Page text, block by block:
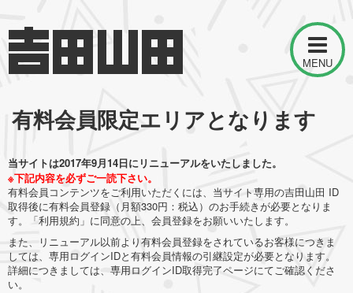
MENU
有料会員限定エリアとなります
当サイトは2017年9月14日にリニューアルをいたしました。
※下記内容を必ずご一読下さい。
有料会員コンテンツをご利用いただくには、当サイト専用の吉田山田 ID
取得後に有料会員登録（月額330円：税込）のお手続きが必要となりま
す。「利用規約」に同意の上、会員登録をお願いいたします。
また、リニューアル以前より有料会員登録をされているお客様につきま
しては、専用ログインIDと有料会員情報の引継設定が必要となります。
詳細につきましては、専用ログインID取得完了ページにてご確認くださ
い。